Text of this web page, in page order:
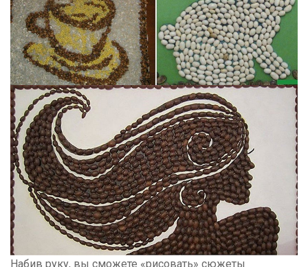
Набив руку, вы сможете «рисовать» сюжеты